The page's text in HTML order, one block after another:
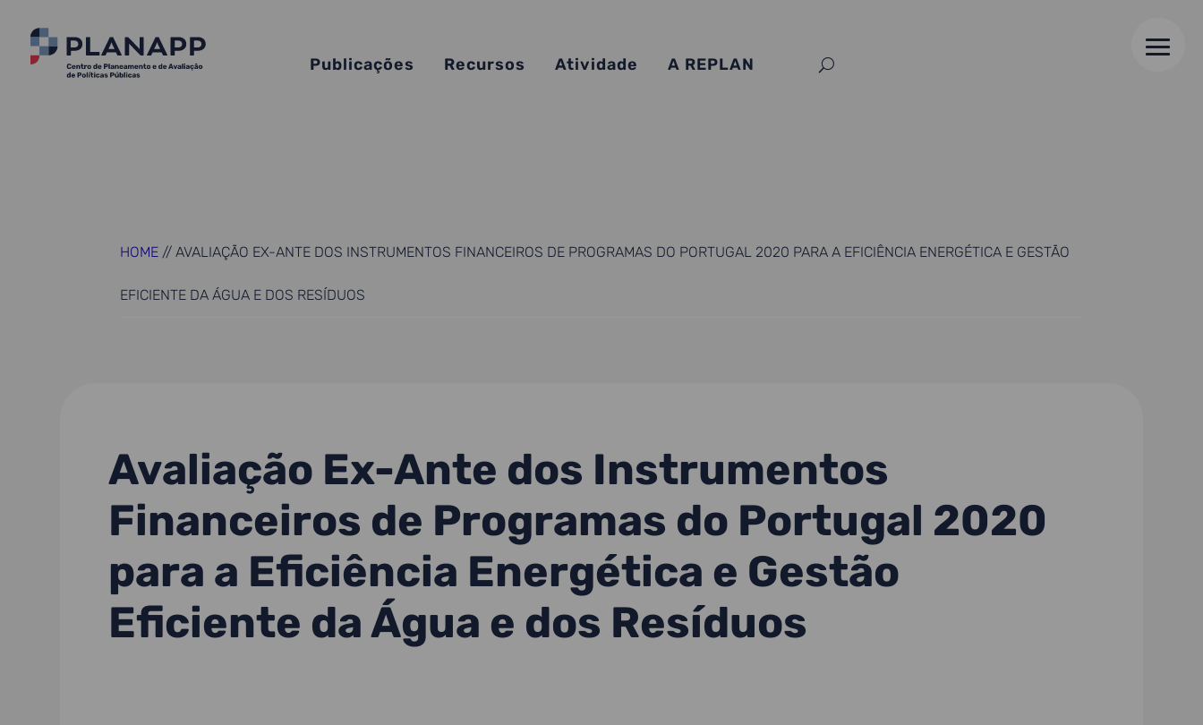
Publicações Recursos Atividade A REPLAN
HOME //AVALIAÇÃO EX-ANTE DOS INSTRUMENTOS FINANCEIROS DE PROGRAMAS DO PORTUGAL 2020 PARA A EFICIÊNCIA ENERGÉTICA E GESTÃO
EFICIENTE DA ÁGUA E DOS RESÍDUOS
Avaliação Ex-Ante dos Instrumentos
Financeiros de Programas do Portugal 2020
para a Eficiência Energética e Gestão
Eficiente da Água e dos Resíduos